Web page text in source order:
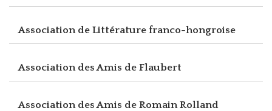
Association de Littérature franco-hongroise
Association des Amis de Flaubert
Association des Amis de Romain Rolland